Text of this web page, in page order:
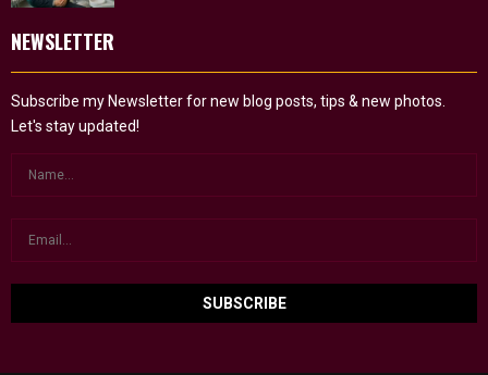
NEWSLETTER
Subscribe my Newsletter for new blog posts, tips & new photos.
Let's stay updated!